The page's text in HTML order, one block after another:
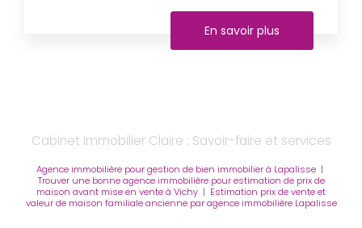
En savoir plus
Cabinet Immobilier Claire : Savoir-faire et services
Agence immobilière pour gestion de bien immobilier à Lapalisse |
Trouver une bonne agence immobilière pour estimation de prix de
maison avant mise en vente à Vichy | Estimation prix de vente et
valeur de maison familiale ancienne par agence immobilière Lapalisse